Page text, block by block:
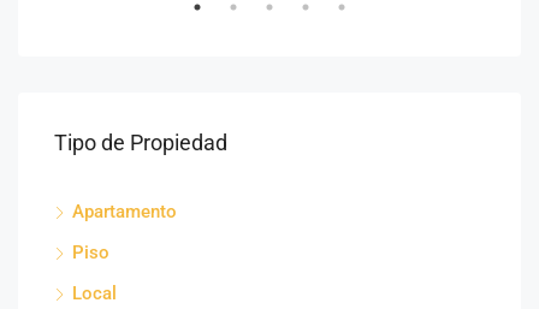
Tipo de Propiedad
Apartamento
Piso
Local